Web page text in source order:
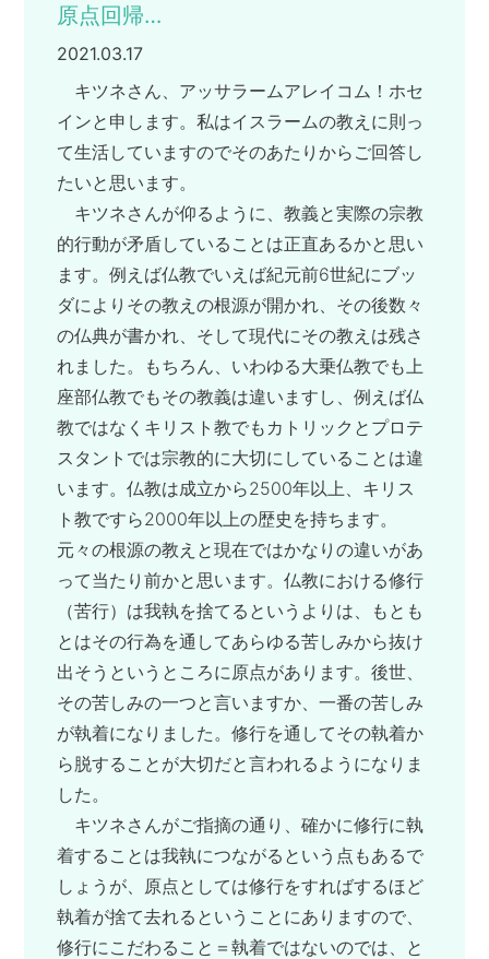
原点回帰…
2021.03.17
キツネさん、アッサラームアレイコム！ホセ
インと申します。私はイスラームの教えに則っ
て生活していますのでそのあたりからご回答し
たいと思います。
キツネさんが仰るように、教義と実際の宗教
的行動が矛盾していることは正直あるかと思い
ます。例えば仏教でいえば紀元前6世紀にブッ
ダによりその教えの根源が開かれ、その後数々
の仏典が書かれ、そして現代にその教えは残さ
れました。もちろん、いわゆる大乗仏教でも上
座部仏教でもその教義は違いますし、例えば仏
教ではなくキリスト教でもカトリックとプロテ
スタントでは宗教的に大切にしていることは違
います。仏教は成立から2500年以上、キリス
ト教ですら2000年以上の歴史を持ちます。
元々の根源の教えと現在ではかなりの違いがあ
って当たり前かと思います。仏教における修行
（苦行）は我執を捨てるというよりは、もとも
とはその行為を通してあらゆる苦しみから抜け
出そうというところに原点があります。後世、
その苦しみの一つと言いますか、一番の苦しみ
が執着になりました。修行を通してその執着か
ら脱することが大切だと言われるようになりま
した。
キツネさんがご指摘の通り、確かに修行に執
着することは我執につながるという点もあるで
しょうが、原点としては修行をすればするほど
執着が捨て去れるということにありますので、
修行にこだわること＝執着ではないのでは、と